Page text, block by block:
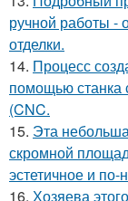
ручной работы -
отделки.
14. Процесс
помощью
(CNC.
15. Эта
скромной
эстетичное и
16. Хозяева